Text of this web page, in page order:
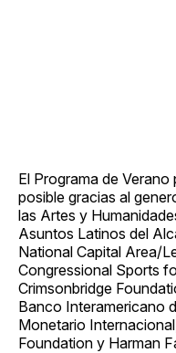
El Programa de
posible gracias al
las Artes y
Asuntos Latinos del
National Capital Area/
Congressional Sports
Crimsonbridge
Banco Interamericano
Monetario
Foundation y Harman